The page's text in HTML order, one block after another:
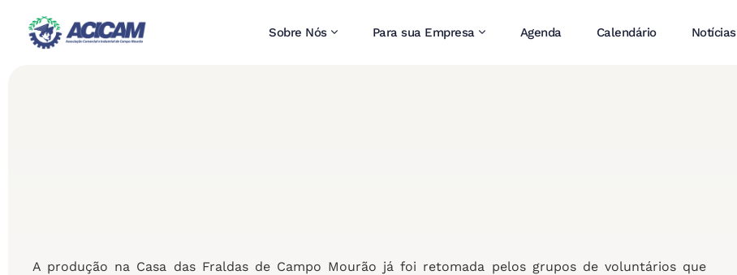
Sobre Nós Para sua Empresa Agenda Calendário Notícias
A produção na Casa das Fraldas de Campo Mourão já foi retomada pelos grupos de voluntários que